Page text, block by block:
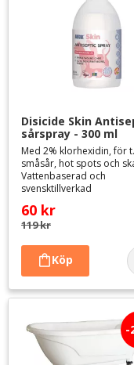
Disicide Skin
sårspray - 300 ml
Med 2% klorhexidin, för
småsår, hot spots och
Vattenbaserad och
svensktillverkad
60 kr
119kr